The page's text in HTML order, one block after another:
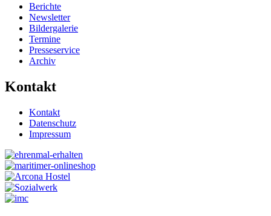
Berichte
Newsletter
Bildergalerie
Termine
Presseservice
Archiv
Kontakt
Kontakt
Datenschutz
Impressum